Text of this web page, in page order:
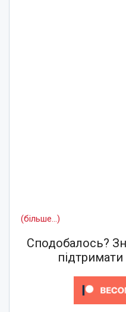
(більше…)
Сподобалось?